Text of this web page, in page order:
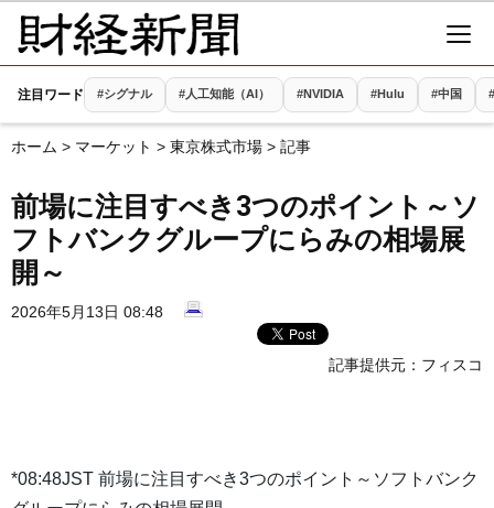
注目ワード #シグナル #人工知能（AI） #NVIDIA #Hulu #中国
ホーム > マーケット > 東京株式市場 > 記事
前場に注目すべき3つのポイント～ソ
フトバンクグループにらみの相場展
開～
2026年5月13日 08:48
記事提供元： フィスコ
*08:48JST 前場に注目すべき3つのポイント～ソフトバンク